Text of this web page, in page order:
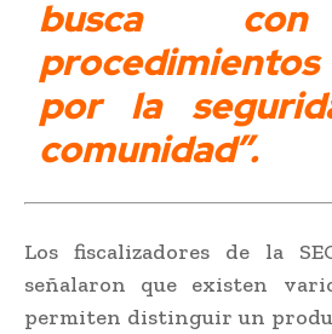
busca
por la
comunidad”.
Los fiscalizadores de la
señalaron que existen
permiten distinguir un